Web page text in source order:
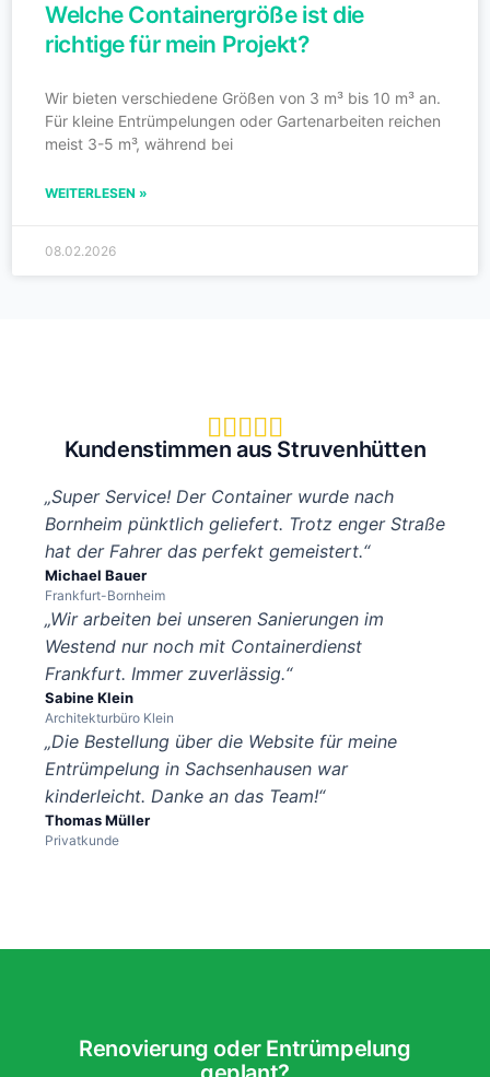
Welche Containergröße ist die
richtige für mein Projekt?
Wir bieten verschiedene Größen von 3 m³ bis 10 m³ an.
Für kleine Entrümpelungen oder Gartenarbeiten reichen
meist 3-5 m³, während bei
WEITERLESEN »
08.02.2026
    
Kundenstimmen aus Struvenhütten
„Super Service! Der Container wurde nach
Bornheim pünktlich geliefert. Trotz enger Straße
hat der Fahrer das perfekt gemeistert.“
Michael Bauer
Frankfurt-Bornheim
„Wir arbeiten bei unseren Sanierungen im
Westend nur noch mit Containerdienst
Frankfurt. Immer zuverlässig.“
Sabine Klein
Architekturbüro Klein
„Die Bestellung über die Website für meine
Entrümpelung in Sachsenhausen war
kinderleicht. Danke an das Team!“
Thomas Müller
Privatkunde
Renovierung oder Entrümpelung